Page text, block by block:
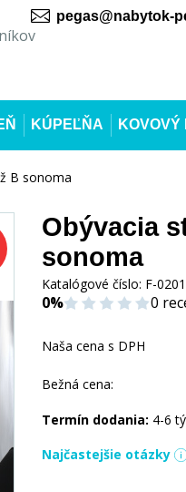
pegas@nabytok-
KÚPEĽŇA
B sonoma
Obývacia
sonoma
Katalógové číslo: F-
0% 0
Naša cena s DPH
Bežná cena:
Termín dodania: 4-6
Najčastejšie otázky